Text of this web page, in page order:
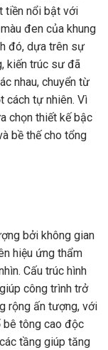
tiền nổi bật với
đen của khung
đó, dựa trên sự
kiến ​​trúc sư đã
nhau, chuyển từ
cách tự nhiên. Vì
chọn thiết kế bậc
bề thế cho tổng
bởi không gian
hiệu ứng thẩm
Cấu trúc hình
công trình trở
rộng ấn tượng, với
bê tông cao độc
tầng giúp tăng